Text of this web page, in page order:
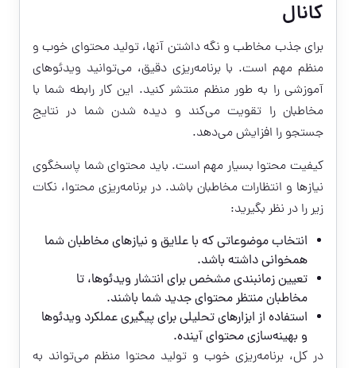
کانال
برای جذب مخاطب و نگه داشتن آنها، تولید محتوای خوب و
منظم مهم است. با برنامه‌ریزی دقیق، می‌توانید ویدئوهای
آموزشی را به طور منظم منتشر کنید. این کار رابطه شما با
مخاطبان را تقویت می‌کند و دیده شدن شما در نتایج
جستجو را افزایش می‌دهد.
کیفیت محتوا بسیار مهم است. باید محتوای شما پاسخگوی
نیازها و انتظارات مخاطبان باشد. در برنامه‌ریزی محتوا، نکات
زیر را در نظر بگیرید:
انتخاب موضوعاتی که با علایق و نیازهای مخاطبان شما
همخوانی داشته باشد.
تعیین زمانبندی مشخص برای انتشار ویدئوها، تا
مخاطبان منتظر محتوای جدید شما باشند.
استفاده از ابزارهای تحلیلی برای پیگیری عملکرد ویدئوها
و بهینه‌سازی محتوای آینده.
در کل، برنامه‌ریزی خوب و تولید محتوا منظم می‌تواند به